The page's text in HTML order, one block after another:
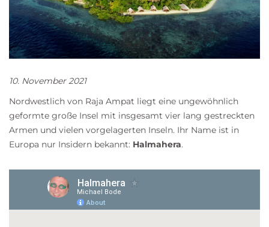
10. November 2021
Nordwestlich von Raja Ampat liegt eine ungewöhnlich
geformte große Insel mit insgesamt vier lang gestreckten
Armen und vielen vorgelagerten Inseln. Ihr Name ist in
Europa nur Insidern bekannt: Halmahera.